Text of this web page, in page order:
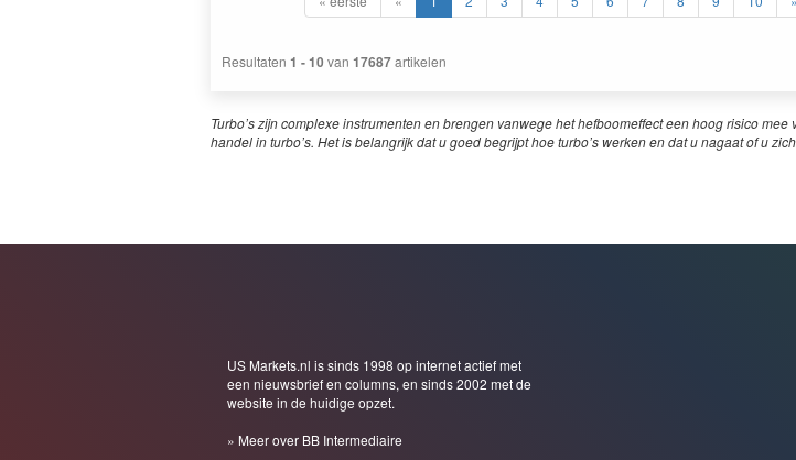
Resultaten 1 - 10 van 17687artikelen
Turbo’s zijn complexe instrumenten en brengen vanwege het hefboomeffect een hoog risico
handel in turbo’s. Het is belangrijk dat u goed begrijpt hoe turbo’s werken en dat u nagaat of u
US Markets.nl is sinds 1998 op internet actief met
een nieuwsbrief en columns, en sinds 2002 met de
website in de huidige opzet.
» Meer over BB Intermediaire